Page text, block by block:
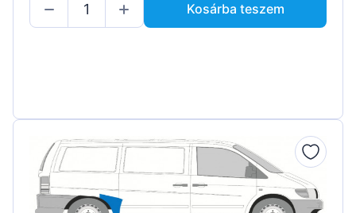
Kosárba teszem